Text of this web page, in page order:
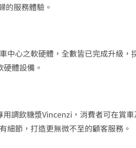
的服務體驗。
中心之軟硬體，全數皆已完成升級，
體設備。
調飲糖漿Vincenzi，消費者可在賞
細節，打造更無微不至的顧客服務。